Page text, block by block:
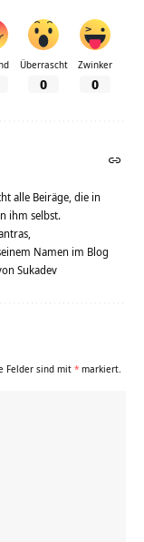
Überrascht
0
Zwinker
0
alle Beiräge, die in
ihm selbst.
Namen im Blog
Sukadev
Felder sind mit * markiert.